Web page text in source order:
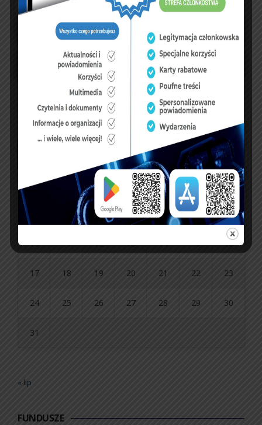
sierpień 2026
C S N
1 2
5 7 8 9
10 11 12 13 14 15 16
17 18 19 20 21 22 23
24 25 26 27 28 29 30
31
« lip
FUNDUSZE